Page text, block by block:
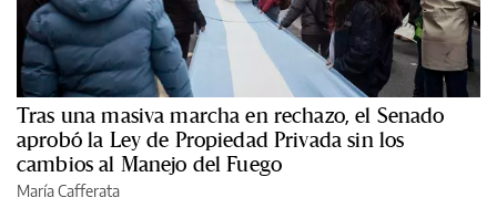
Tras una masiva marcha en rechazo, el Senado
aprobó la Ley de Propiedad Privada sin los
cambios al Manejo del Fuego
María Cafferata